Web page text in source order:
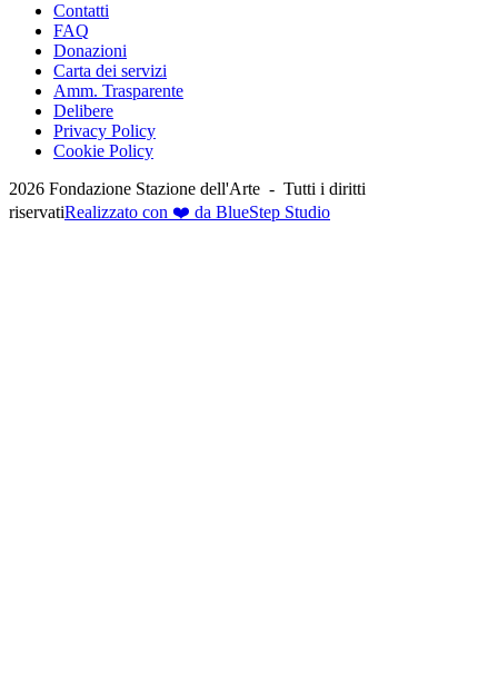
Contatti
FAQ
Donazioni
Carta dei servizi
Amm. Trasparente
Delibere
Privacy Policy
Cookie Policy
2026 Fondazione Stazione dell'Arte - Tutti i diritti
riservatiRealizzato con ❤️ da BlueStep Studio